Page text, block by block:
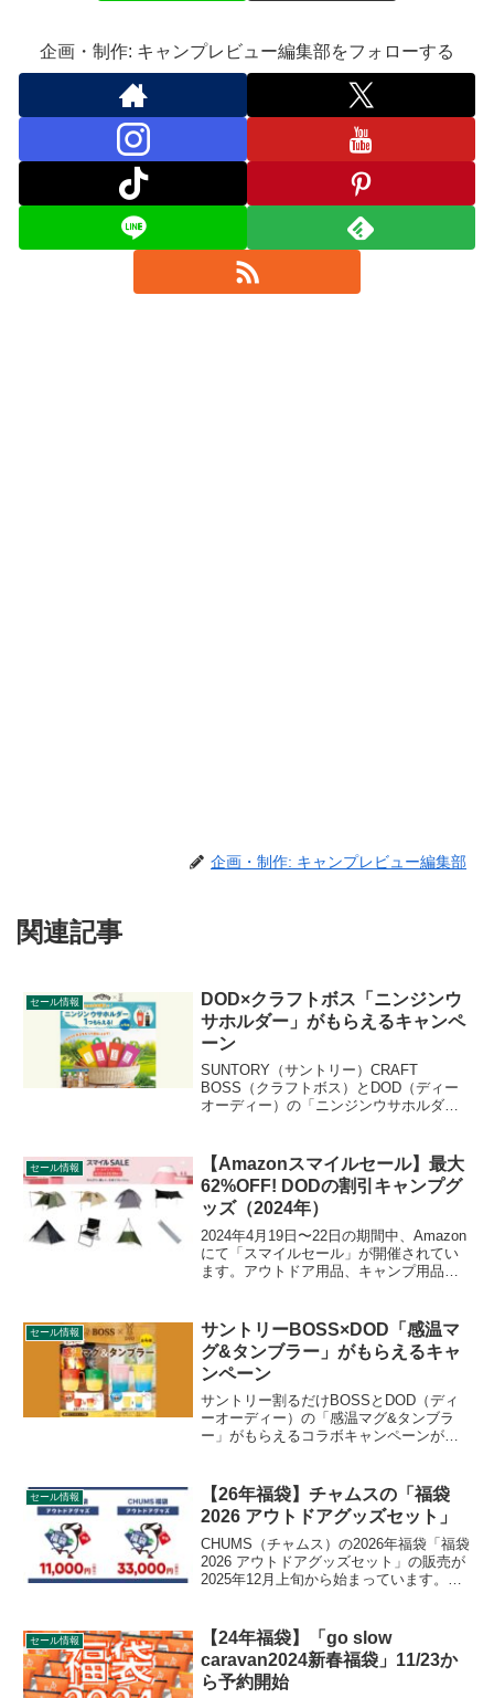
企画・制作: キャンプレビュー編集部をフォローする
企画・制作: キャンプレビュー編集部
関連記事
セール情報
DOD×クラフトボス「ニンジンウ
サホルダー」がもらえるキャンペ
ーン
SUNTORY（サントリー）CRAFT
BOSS（クラフトボス）とDOD（ディー
オーディー）の「ニンジンウサホルダ
ています。キャンペーン期間、対象商
品、購入可能店舗など、詳細をレビュー
します。
セール情報
【Amazonスマイルセール】最大
62%OFF! DODの割引キャンプグ
ッズ（2024年）
2024年4月19日〜22日の期間中、Amazon
にて「スマイルセール」が開催されてい
ます。アウトドア用品、キャンプ用品も
に購入できます。詳細をレビューしま
す。
セール情報
サントリーBOSS×DOD「感温マ
グ&タンブラー」がもらえるキャ
ンペーン
サントリー割るだけBOSSとDOD（ディ
ーオーディー）の「感温マグ&タンブラ
ー」がもらえるコラボキャンペーンが
飲み物の温度で色が変わります。キャン
ペーン期間、対象商品、購入可能店舗な
ど、詳細をレビューします。
セール情報
【26年福袋】チャムスの「福袋
2026 アウトドアグッズセット」
CHUMS（チャムス）の2026年福袋「福袋
2026 アウトドアグッズセット」の販売が
2025年12月上旬から始まっています。
入った33,000円セットの2セットが販売さ
れます。詳細をレビューします。
セール情報
【24年福袋】「go slow
caravan2024新春福袋」11/23か
ら予約開始